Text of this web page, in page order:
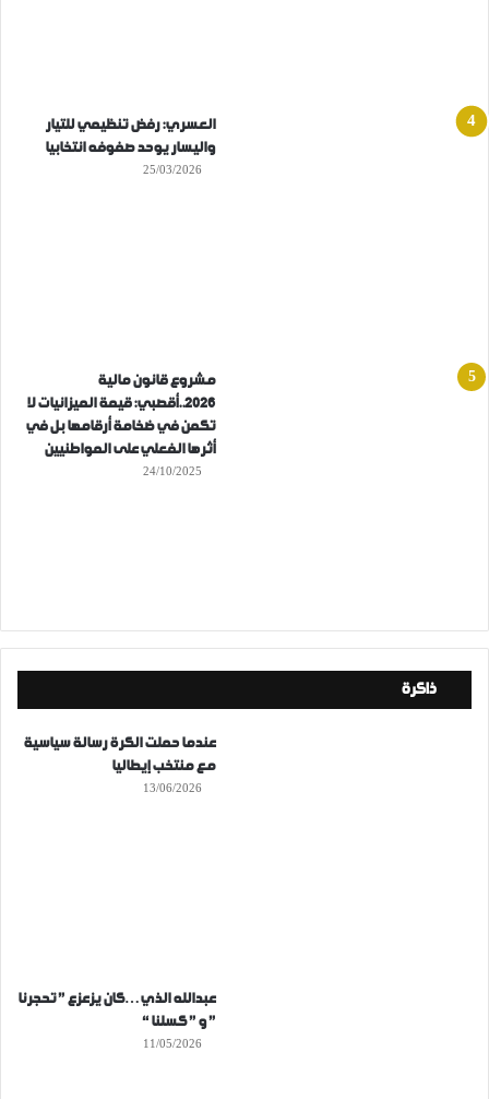
العسري: رفض تنظيمي للتيار
واليسار يوحد صفوفه انتخابيا
25/03/2026
مشروع قانون مالية
2026..أقصبي: قيمة الميزانيات لا
تكمن في ضخامة أرقامها بل في
أثرها الفعلي على المواطنيين
24/10/2025
ذاكرة
عندما حملت الكرة رسالة سياسية
مع منتخب إيطاليا
13/06/2026
عبدالله الذي…كان يزعزع ” تحجرنا
” و ” كسلنا “
11/05/2026